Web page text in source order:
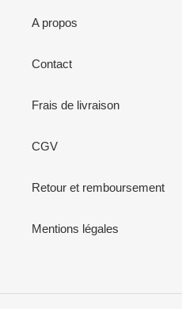
A propos
Contact
Frais de livraison
CGV
Retour et remboursement
Mentions légales